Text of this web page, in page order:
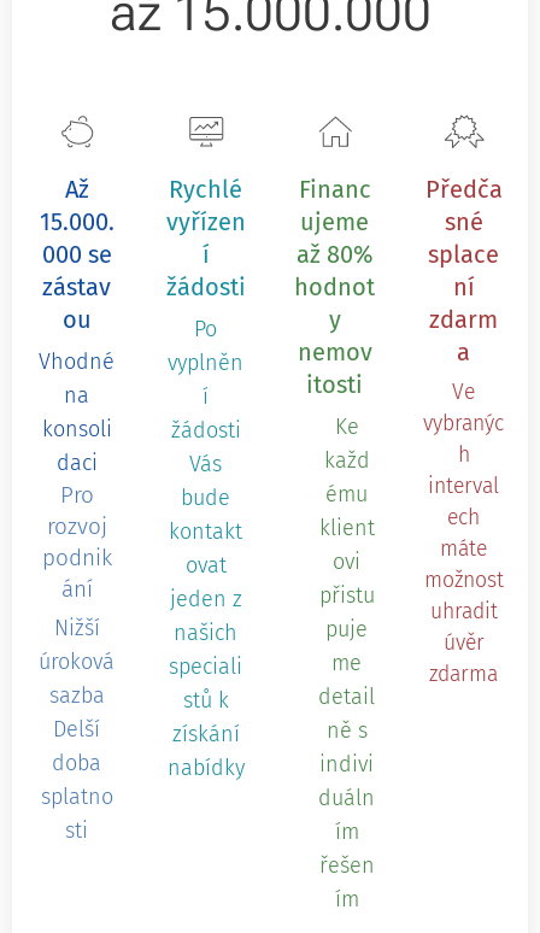
až 15.000.000
Až
15.000.
000 se
zástav
ou
Vhodné
na
konsoli
daci
Pro
rozvoj
podnik
ání
Nižší
úroková
sazba
Delší
doba
splatno
sti
Rychlé
vyřízen
í
žádosti
Po
vyplněn
í
žádosti
Vás
bude
kontakt
ovat
jeden z
našich
speciali
stů k
získání
nabídky
Financ
ujeme
až 80%
hodnot
y
nemov
itosti
Ke
každ
ému
klient
ovi
přistu
puje
me
detail
ně s
indivi
duáln
ím
řešen
ím
Předča
sné
splace
ní
zdarm
a
Ve
vybranýc
h
interval
ech
máte
možnost
uhradit
úvěr
zdarma